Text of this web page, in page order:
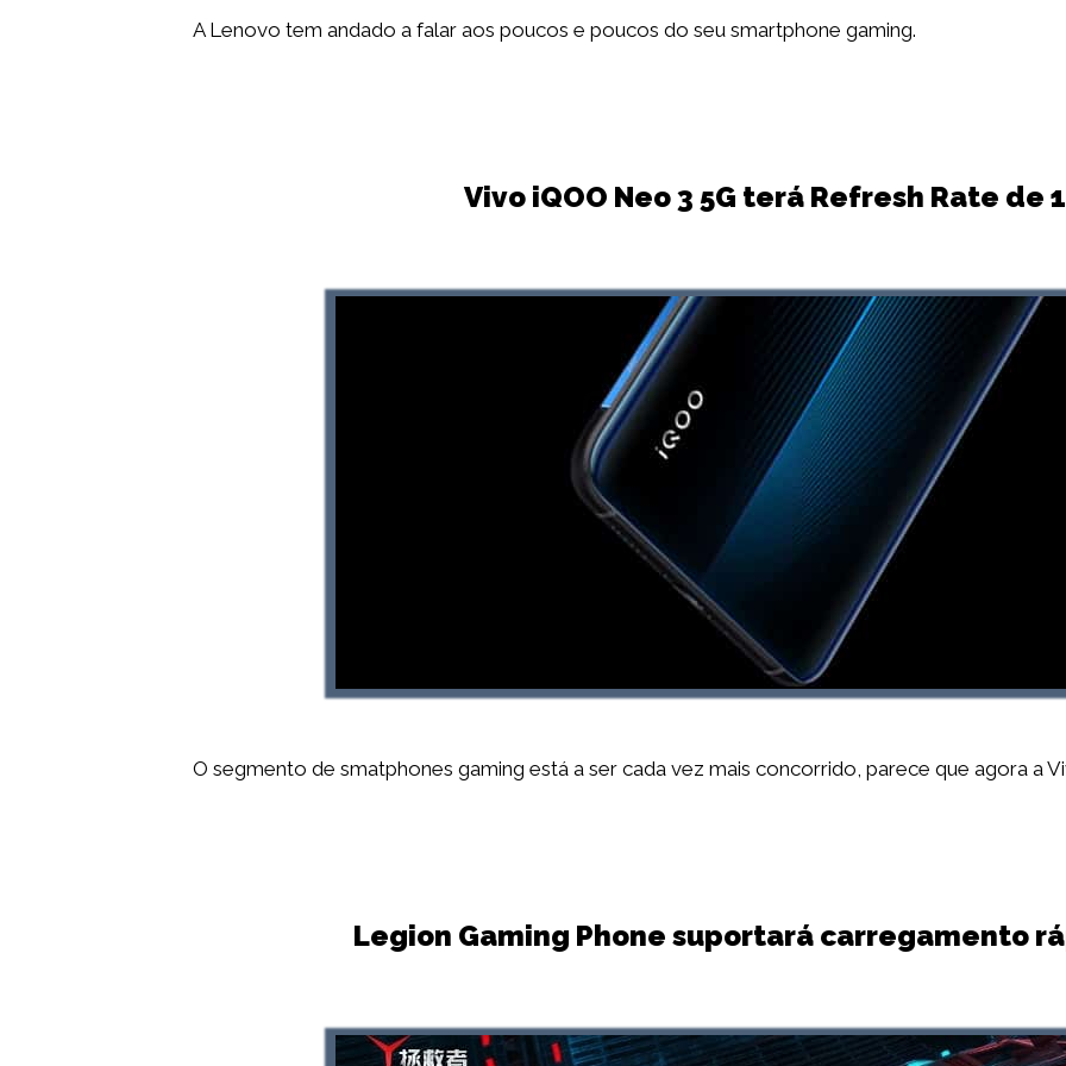
A Lenovo tem andado a falar aos poucos e poucos do seu smartphone gaming.
Vivo iQOO Neo 3 5G terá Refresh Rate de
O segmento de smatphones gaming está a ser cada vez mais concorrido, parece que agora a
Legion Gaming Phone suportará carregamento